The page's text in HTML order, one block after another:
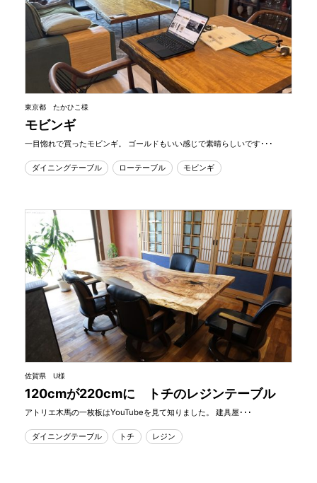
東京都 たかひこ様
モビンギ
一目惚れで買ったモビンギ。 ゴールドもいい感じで素晴らしいです･･･
ダイニングテーブル ローテーブル モビンギ
佐賀県 U様
120cmが220cmに トチのレジンテーブル
アトリエ木馬の一枚板はYouTubeを見て知りました。 建具屋･･･
ダイニングテーブル トチ レジン